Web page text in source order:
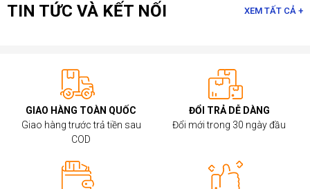
TIN TỨC VÀ KẾT NỐI XEM TẤT CẢ +
GIAO HÀNG TOÀN QUỐC
Giao hàng trước trả tiền sau
COD
ĐỔI TRẢ DỄ DÀNG
Đổi mới trong 30 ngày đầu